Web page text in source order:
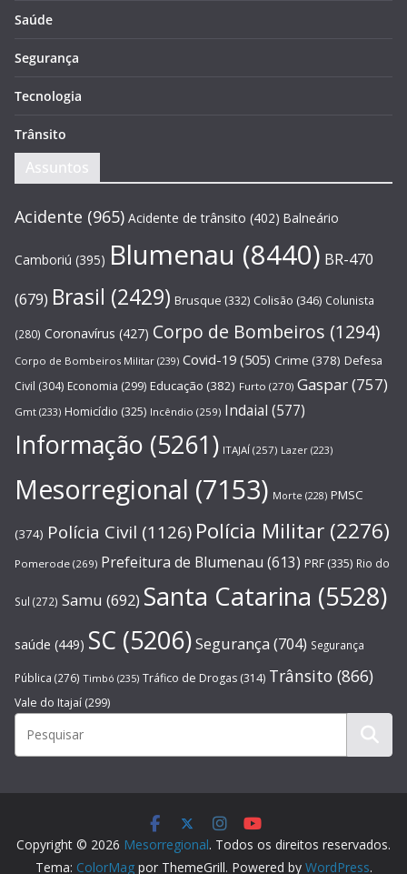
Saúde
Segurança
Tecnologia
Trânsito
Assuntos
Acidente (965) Acidente de trânsito (402) Balneário
Camboriú (395) Blumenau (8440) BR-470
(679) Brasil (2429) Brusque (332) Colisão (346) Colunista
(280) Coronavírus (427) Corpo de Bombeiros (1294)
Corpo de Bombeiros Militar (239) Covid-19 (505) Crime (378) Defesa
Civil (304) Economia (299) Educação (382) Furto (270) Gaspar(757)
Gmt (233) Homicídio (325) Incêndio (259) Indaial (577)
Informação (5261) ITAJAÍ (257) Lazer (223)
Mesorregional (7153) Morte (228) PMSC
(374) Polícia Civil (1126) Polícia Militar (2276)
Pomerode (269) Prefeitura de Blumenau (613) PRF (335) Rio do
Sul (272) Samu (692) Santa Catarina (5528)
saúde (449) SC (5206)Segurança (704) Segurança
Pública (276) Timbó (235) Tráfico de Drogas (314) Trânsito (866)
Vale do Itajaí (299)
Copyright © 2026 Mesorregional. Todos os direitos reservados.
Tema: ColorMagpor ThemeGrill. Powered by WordPress.